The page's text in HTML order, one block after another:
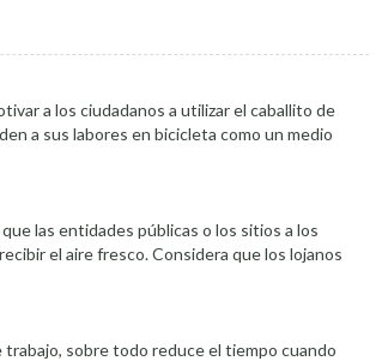
a los ciudadanos a utilizar el caballito de
a sus labores en bicicleta como un medio
las entidades públicas o los sitios a los
el aire fresco. Considera que los lojanos
trabajo, sobre todo reduce el tiempo cuando